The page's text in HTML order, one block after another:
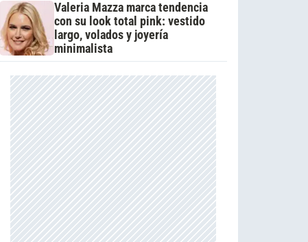
Valeria Mazza marca tendencia
con su look total pink: vestido
largo, volados y joyería
minimalista